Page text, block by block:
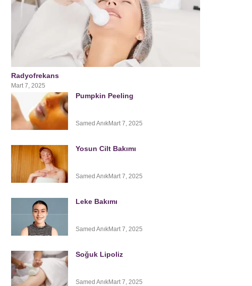
Radyofrekans
Mart 7, 2025
Pumpkin Peeling
Samed AnıkMart 7, 2025
Yosun Cilt Bakımı
Samed AnıkMart 7, 2025
Leke Bakımı
Samed AnıkMart 7, 2025
Soğuk Lipoliz
Samed AnıkMart 7, 2025